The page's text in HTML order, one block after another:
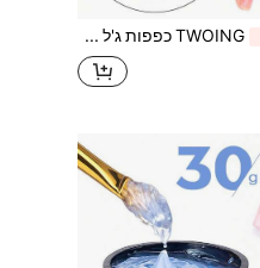
TWOING כפפות ג'ל להגנה מפני UV, כפפות מניקור, הגנה לידיים, כפפות אלסטיות ללא אצבעות של NaiArt, מתאימות לבית ולחוץ, שחור, ציוד לעיצוב ציפורניים